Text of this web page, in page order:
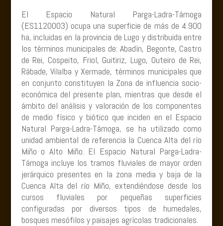
El Espacio Natural Parga-Ladra-Támoga
(ES1120003) ocupa una superficie de más de 4.900
ha, incluidas en la provincia de Lugo y distribuida entre
los términos municipales de: Abadín, Begonte, Castro
de Rei, Cospeito, Friol, Guitiriz, Lugo, Outeiro de Rei,
Rábade, Vilalba y Xermade, términos municipales que
en conjunto constituyen la Zona de influencia socio-
económica del presente plan, mientras que desde el
ámbito del análisis y valoración de los componentes
de medio físico y biótico que inciden en el Espacio
Natural Parga-Ladra-Támoga, se ha utilizado como
unidad ambiental de referencia la Cuenca Alta del río
Miño o Alto Miño. El Espacio Natural Parga-Ladra-
Támoga incluye los tramos fluviales de mayor orden
jerárquico presentes en la zona media y baja de la
Cuenca Alta del río Miño, extendiéndose desde los
cursos fluviales por pequeñas superficies
configuradas por diversos tipos de humedales,
bosques mesófilos y paisajes agrícolas tradicionales.